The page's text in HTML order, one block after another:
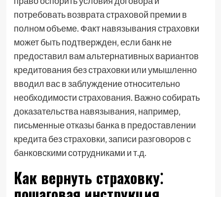
потребовать возврата страховой премии в
полном объеме. Факт навязывания страховки
может быть подтвержден‚ если банк не
предоставил вам альтернативных вариантов
кредитования без страховки или умышленно
вводил вас в заблуждение относительно
необходимости страхования. Важно собирать
доказательства навязывания‚ например‚
письменные отказы банка в предоставлении
кредита без страховки‚ записи разговоров с
банковскими сотрудниками и т.д.
Как вернуть страховку⁚